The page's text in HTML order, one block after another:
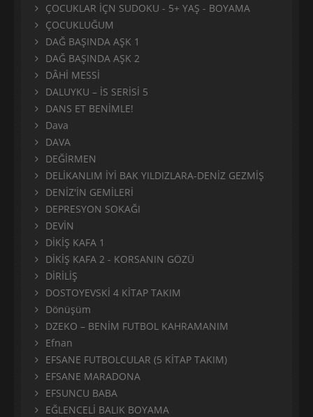
ÇOCUKLAR İÇN SUDOKU - 5+ YAŞ - BOYAMA
ÇOCUKLUĞUM
DAĞ BAŞINDA AŞK 1
DAĞ BAŞINDA AŞK 2
DÂHİ MESSİ
DALUYKU – İS SERİSİ 5
DANS ET BENİMLE!
Dava
DAVA
DEĞİRMEN
DELİKANLIM İYİ BAK YILDIZLARA-DENİZ GEZMİŞ
DENİZ'İN GEMİLERİ
DEPRESYON SOKAĞI
DEVİN
DİKİŞ KAFA 1
DİKİŞ KAFA 2 - KORSANIN GÖZÜ
DİRİLİŞ
DOSTOYEVSKİ 4 KİTAP TAKIM
Dönüşüm
DZEKO – BENİM FUTBOL KAHRAMANIM
Efnan
EFSANE FUTBOLCULAR (5 KİTAP TAKIM)
EFSANE MARADONA
EFSUNCU BABA
EĞLENCELİ BALIK BOYAMA